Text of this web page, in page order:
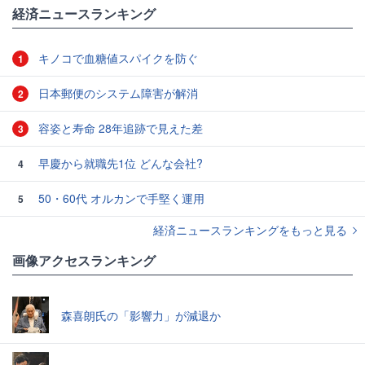
経済ニュースランキング
1 キノコで血糖値スパイクを防ぐ
2 日本郵便のシステム障害が解消
3 容姿と寿命 28年追跡で見えた差
4 早慶から就職先1位 どんな会社?
5
50・60代 オルカンで手堅く運用
経済ニュースランキングをもっと見る
画像アクセスランキング
森喜朗氏の「影響力」が減退か